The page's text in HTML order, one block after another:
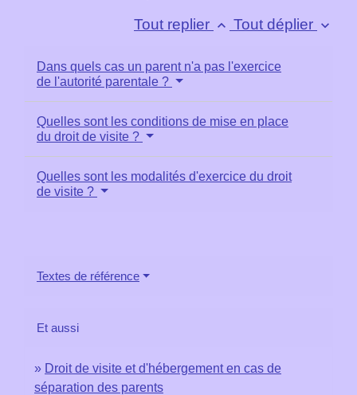
Tout replier keyboard_arrow_up Tout déplier keyboard_arrow_down
Dans quels cas un parent n'a pas l'exercice
de l'autorité parentale ?
Quelles sont les conditions de mise en place
du droit de visite ?
Quelles sont les modalités d'exercice du droit
de visite ?
Textes de référence
Et aussi
Droit de visite et d'hébergement en cas de
séparation des parents